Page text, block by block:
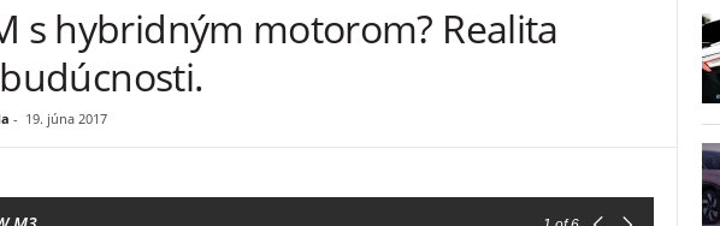
t
o
s hybridným motorom? Realita
- 19. júna 2017